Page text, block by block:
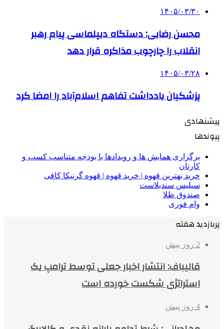
۱۴۰۵/۰۳/۳۰
محسن رضایی: دستگاه دیپلماسی پیام رهبر
انقلاب را چارچوب مذاکره قرار دهد
۱۴۰۵/۰۳/۲۸
پزشکیان یادداشت تفاهم اسلام‌آباد را امضا کرد
پیشنهادی
پیوندها
برگزاری همایش ها و رویدادها با بودجه متناسب کسب و
کارتان
خرید بهترین قهوه | خرید قهوه | قهوه گرنیکا کافی
سیلیس سندبلاست
صندوق طلا
وام فوری
پربازدید هفته
2 روز پیش
قالیباف: انتشار اخبار جعلی توسط ترامپ یک
استراتژی شکست خورده است
4 روز پیش